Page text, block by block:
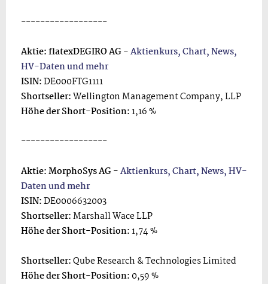
------------------
Aktie: flatexDEGIRO AG -Aktienkurs, Chart, News,
HV-Daten und mehr
ISIN:DE000FTG1111
Shortseller:Wellington Management Company, LLP
Höhe der Short-Position:1,16 %
------------------
Aktie: MorphoSys AG -Aktienkurs, Chart, News, HV-
Daten und mehr
ISIN:DE0006632003
Shortseller:Marshall Wace LLP
Höhe der Short-Position:1,74 %
Shortseller:Qube Research & Technologies Limited
Höhe der Short-Position: 0,59 %